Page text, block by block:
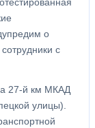
о
с
27-й км МКАД
улицы).